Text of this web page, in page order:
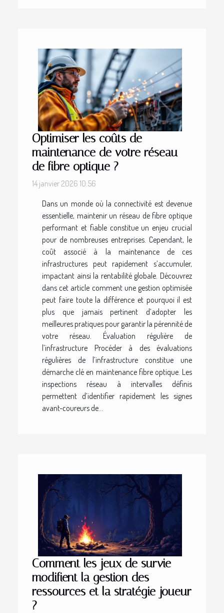
Optimiser les coûts de
maintenance de votre réseau
de fibre optique ?
14 janvier 2026 10:56
Dans un monde où la connectivité est devenue
essentielle, maintenir un réseau de fibre optique
performant et fiable constitue un enjeu crucial
pour de nombreuses entreprises. Cependant, le
coût associé à la maintenance de ces
infrastructures peut rapidement s’accumuler,
impactant ainsi la rentabilité globale. Découvrez
dans cet article comment une gestion optimisée
peut faire toute la différence et pourquoi il est
plus que jamais pertinent d’adopter les
meilleures pratiques pour garantir la pérennité de
votre réseau. Évaluation régulière de
l’infrastructure Procéder à des évaluations
régulières de l’infrastructure constitue une
démarche clé en maintenance fibre optique. Les
inspections réseau à intervalles définis
permettent d’identifier rapidement les signes
avant-coureurs de...
Comment les jeux de survie
modifient la gestion des
ressources et la stratégie joueur
?